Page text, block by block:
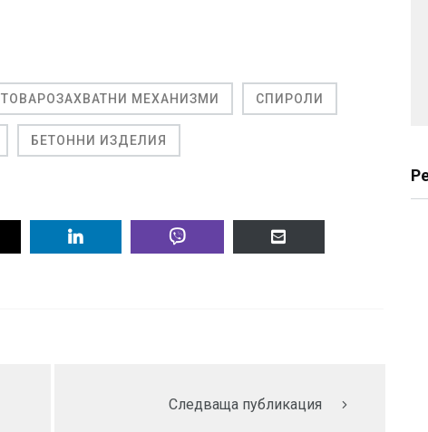
ТОВАРОЗАХВАТНИ МЕХАНИЗМИ СПИРОЛИ
БЕТОННИ ИЗДЕЛИЯ
Следваща публикация